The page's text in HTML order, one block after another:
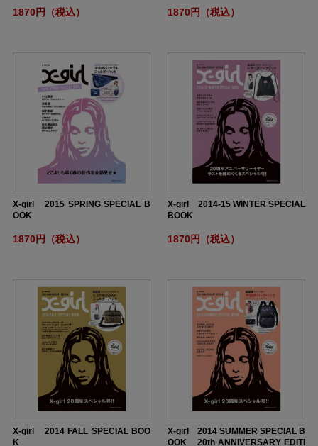
1870円（税込） 1870円（税込）
X-girl 2015 SPRING SPECIAL B
OOK
1870円（税込）
X-girl 2014-15 WINTER SPECIAL
BOOK
1870円（税込）
X-girl 2014 FALL SPECIAL BOO
K
X-girl 2014 SUMMER SPECIAL B
OOK 20th ANNIVERSARY EDITI